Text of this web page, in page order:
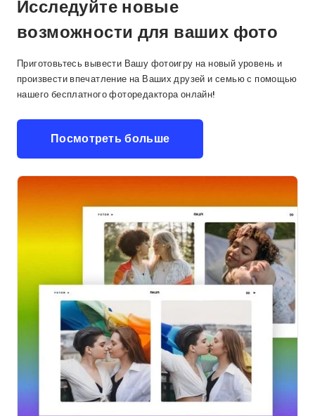
Исследуйте новые
возможности для ваших фото
Приготовьтесь вывести Вашу фотоигру на новый уровень и
произвести впечатление на Ваших друзей и семью с помощью
нашего бесплатного фоторедактора онлайн!
Посмотреть больше